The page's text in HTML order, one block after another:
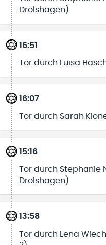
Drolshagen)
16:51
Tor durch Luisa
16:07
Tor durch Sarah
15:16
Tor durch Stephanie
Drolshagen)
13:58
Tor durch Lena